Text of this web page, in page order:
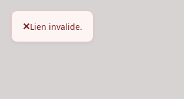
Lien invalide.